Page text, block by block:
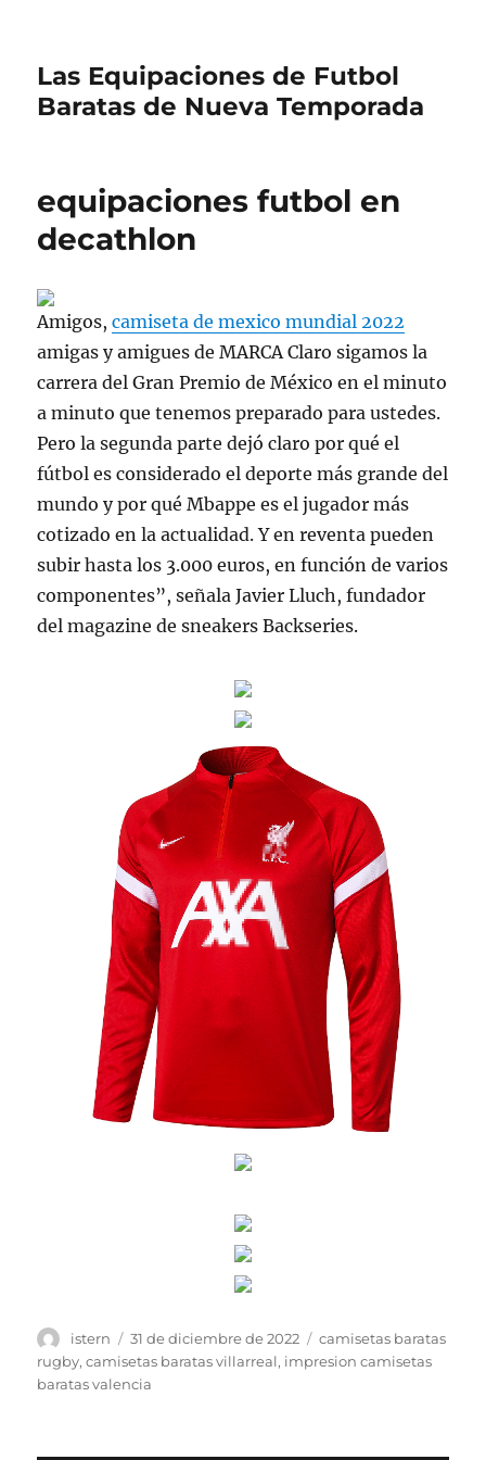
Las Equipaciones de Futbol
Baratas de Nueva Temporada
equipaciones futbol en
decathlon
Amigos,camiseta de mexico mundial 2022
amigas y amigues de MARCA Claro sigamos la
carrera del Gran Premio de México en el minuto
a minuto que tenemos preparado para ustedes.
Pero la segunda parte dejó claro por qué el
fútbol es considerado el deporte más grande del
mundo y por qué Mbappe es el jugador más
cotizado en la actualidad. Y en reventa pueden
subir hasta los 3.000 euros, en función de varios
componentes”, señala Javier Lluch, fundador
del magazine de sneakers Backseries.
Autor
istern
Publicado
el
31 de diciembre de 2022 Etiquetas
camisetas baratas
rugby,camisetas baratas villarreal, impresion camisetas
baratas valencia